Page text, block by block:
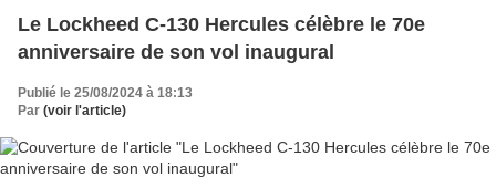
Le Lockheed C-130 Hercules célèbre le 70e
anniversaire de son vol inaugural
Publié le 25/08/2024 à 18:13
Par (voir l'article)